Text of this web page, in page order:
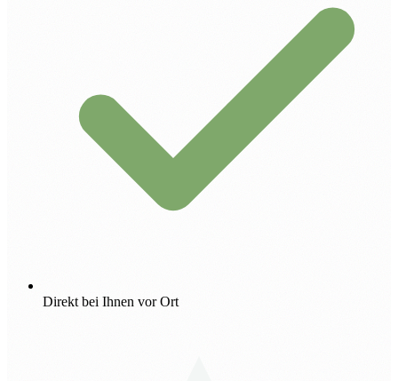
Direkt bei Ihnen vor Ort